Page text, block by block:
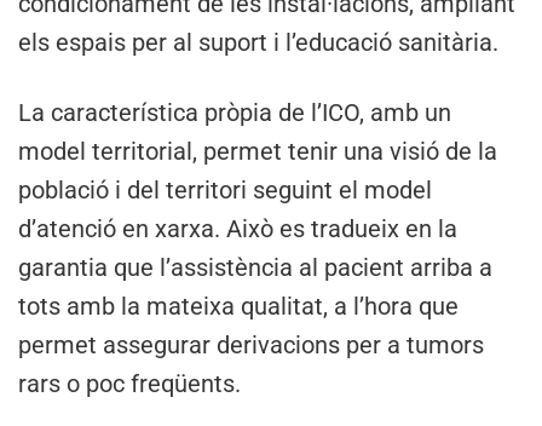
els espais per al suport i l’educació sanitària.
La característica pròpia de l’ICO, amb un
model territorial, permet tenir una visió de la
població i del territori seguint el model
d’atenció en xarxa. Això es tradueix en la
garantia que l’assistència al pacient arriba a
tots amb la mateixa qualitat, a l’hora que
permet assegurar derivacions per a tumors
rars o poc freqüents.